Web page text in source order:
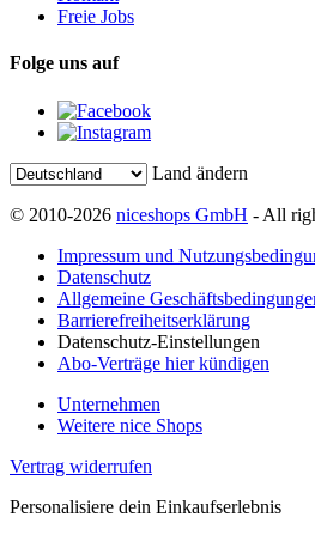
Freie Jobs
Folge uns auf
Land ändern
© 2010-2026 niceshops GmbH - All
Impressum und
Datenschutz
Allgemeine
Barrierefreiheitserklärung
Datenschutz-Einstellungen
Abo-Verträge hier kündigen
Unternehmen
Weitere nice Shops
Vertrag widerrufen
Personalisiere dein Einkaufserlebnis